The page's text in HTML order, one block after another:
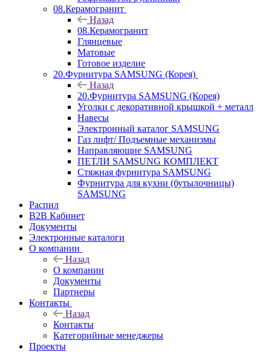
08.Керамогранит
Назад
08.Керамогранит
Глянцевые
Матовые
Готовое изделие
20.Фурнитура SAMSUNG (Корея)
Назад
20.Фурнитура SAMSUNG (Корея)
Уголки с декоративной крышкой + металл
Навесы
Электронный каталог SAMSUNG
Газ лифт/ Подъемные механизмы
Направляющие SAMSUNG
ПЕТЛИ SAMSUNG КОМПЛЕКТ
Стяжная фурнитура SAMSUNG
Фурнитура для кухни (бутылочницы)
SAMSUNG
Распил
B2B Кабинет
Документы
Электронные каталоги
О компании
Назад
О компании
Документы
Партнеры
Контакты
Назад
Контакты
Категорийные менеджеры
Проекты